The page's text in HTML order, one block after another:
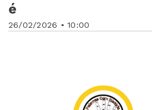
26/02/2026 • 10:00
é